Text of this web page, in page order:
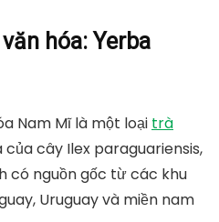
hóa: Yerba
Nam Mĩ là một loại trà
cây Ilex paraguariensis,
có nguồn gốc từ các khu
Uruguay và miền nam